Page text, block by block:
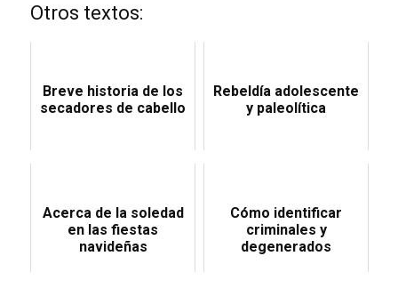
Otros textos:
Breve historia de los
secadores de cabello
Rebeldía adolescente
y paleolítica
Acerca de la soledad
en las fiestas
navideñas
Cómo identificar
criminales y
degenerados